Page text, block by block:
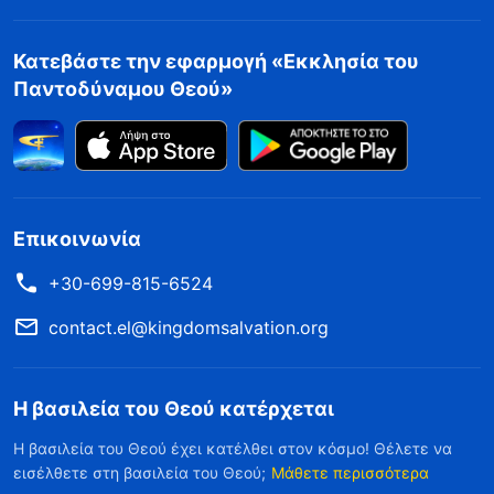
Κατεβάστε την εφαρμογή «Εκκλησία του
Παντοδύναμου Θεού»
Επικοινωνία
+30-699-815-6524
contact.el@kingdomsalvation.org
Η βασιλεία του Θεού κατέρχεται
Η βασιλεία του Θεού έχει κατέλθει στον κόσμο! Θέλετε να
εισέλθετε στη βασιλεία του Θεού; Μάθετε περισσότερα